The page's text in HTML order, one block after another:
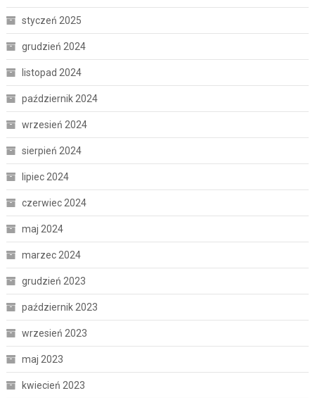
styczeń 2025
grudzień 2024
listopad 2024
październik 2024
wrzesień 2024
sierpień 2024
lipiec 2024
czerwiec 2024
maj 2024
marzec 2024
grudzień 2023
październik 2023
wrzesień 2023
maj 2023
kwiecień 2023